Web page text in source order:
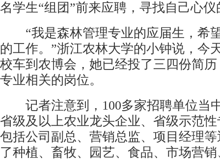
名学生“组团”前来应聘，寻找自己心
“我是森林管理专业的应届生，希
的工作。”浙江农林大学的小钟说，今
校车到农博会，她已经投了三四份简
专业相关的岗位。
记者注意到，100多家招聘单位当
省级及以上农业龙头企业、省级示范
包括公司副总、营销总监、项目经理
了种植、畜牧、园艺、食品、市场营